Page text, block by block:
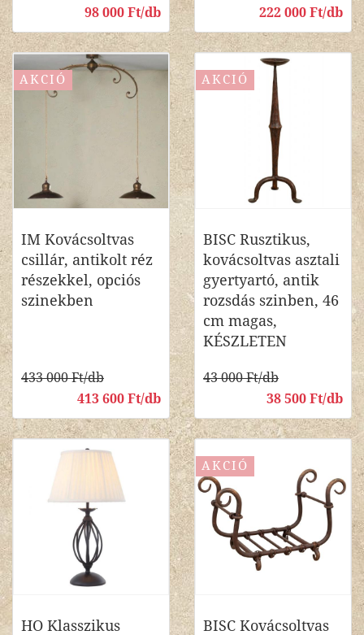
98 000 Ft/db
222 000 Ft/db
AKCIÓ
IM Kovácsoltvas
csillár, antikolt réz
részekkel, opciós
szinekben
433 000 Ft/db
413 600 Ft/db
AKCIÓ
BISC Rusztikus,
kovácsoltvas asztali
gyertyartó, antik
rozsdás szinben, 46
cm magas,
KÉSZLETEN
43 000 Ft/db
38 500 Ft/db
HO Klasszikus
AKCIÓ
BISC Kovácsoltvas